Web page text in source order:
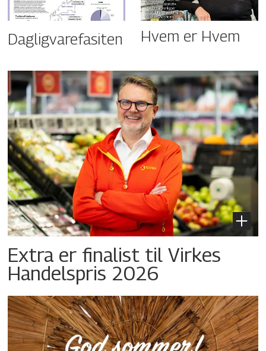
Dagligvarefasiten Hvem er Hvem
Extra er finalist til Virkes
Handelspris 2026